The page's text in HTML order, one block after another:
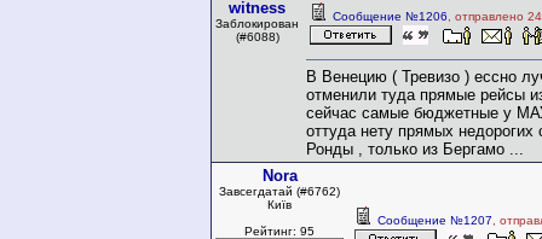
witness
Заблокирован
(#6088)
Сообщение №1206 , отправлено
В Венецию ( Тревизо ) ессно
отменили туда прямые рейсы
сейчас самые бюджетные у
оттуда нету прямых
Ронды , только из Бергамо ...
Nora
Завсегдатай (#6762)
Київ
Рейтинг: 95
Сообщение №1207 ,